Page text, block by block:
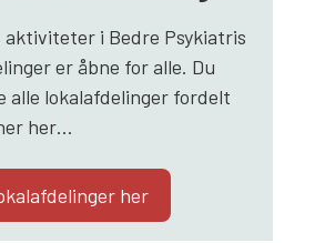
aktiviteter i Bedre Psykiatris
er åbne for alle. Du
alle lokalafdelinger fordelt
her…
her